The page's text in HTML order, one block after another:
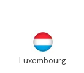
Luxembourg